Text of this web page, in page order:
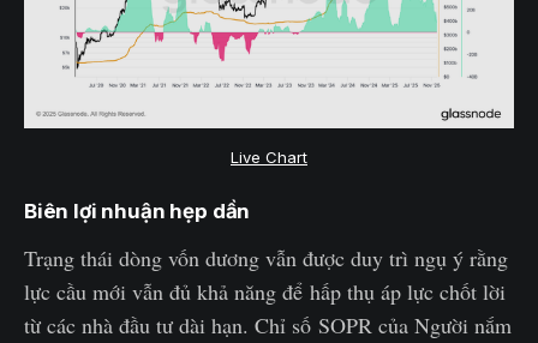
Live Chart
Biên lợi nhuận hẹp dần
Trạng thái dòng vốn dương vẫn được duy trì ngụ ý rằng
lực cầu mới vẫn đủ khả năng để hấp thụ áp lực chốt lời
từ các nhà đầu tư dài hạn. Chỉ số SOPR của Người nắm